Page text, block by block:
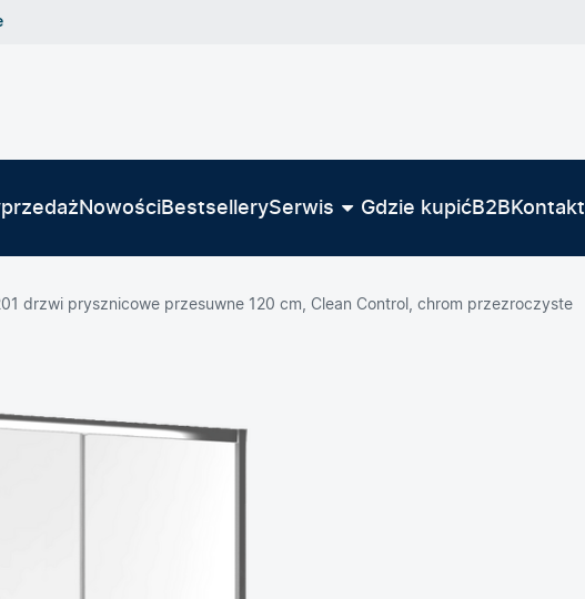
NowościBestsellerySerwis Gdzie kupićB2B Kontakt
drzwi prysznicowe przesuwne 120 cm, Clean Control, chrom przezroczyste